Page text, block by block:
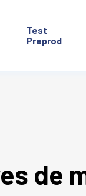
Test
Preprod
de